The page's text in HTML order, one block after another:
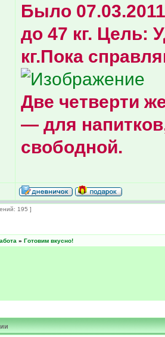
Было
до 47 кг. Цель:
кг.Пока
Две четверти
— для
свободной.
195 ]
» Готовим вкусно!